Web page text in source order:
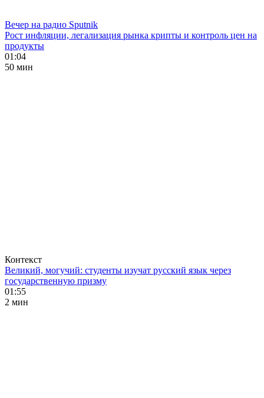
Вечер на радио Sputnik
Рост инфляции, легализация рынка крипты и контроль цен на
продукты
01:04
50 мин
Контекст
Великий, могучий: студенты изучат русский язык через
государственную призму
01:55
2 мин